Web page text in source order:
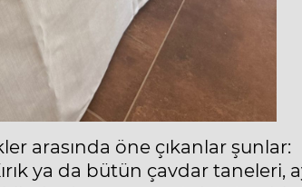
arasında öne çıkanlar şunlar:
ya da bütün çavdar taneleri,